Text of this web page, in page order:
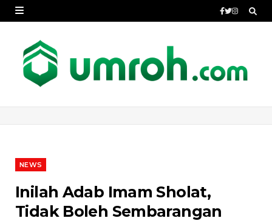
NEWS
Inilah Adab Imam Sholat,
Tidak Boleh Sembarangan